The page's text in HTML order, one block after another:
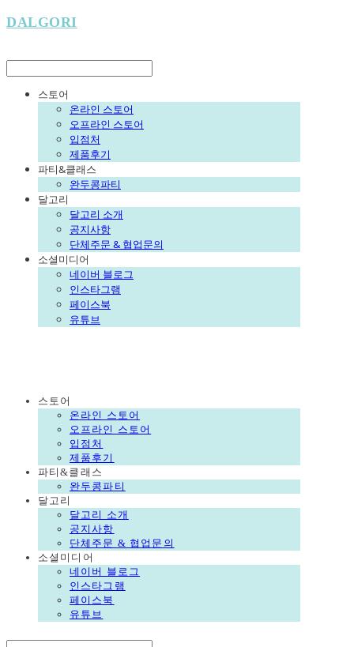
DALGORI
스토어
온라인 스토어
오프라인 스토어
입점처
제품후기
파티&클래스
완두콩파티
달고리
달고리 소개
공지사항
단체주문 & 협업문의
소셜미디어
네이버 블로그
인스타그램
페이스북
유튜브
스토어
온라인 스토어
오프라인 스토어
입점처
제품후기
파티&클래스
완두콩파티
달고리
달고리 소개
공지사항
단체주문 & 협업문의
소셜미디어
네이버 블로그
인스타그램
페이스북
유튜브